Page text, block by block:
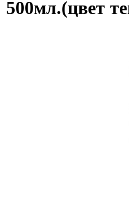
500мл.(цвет